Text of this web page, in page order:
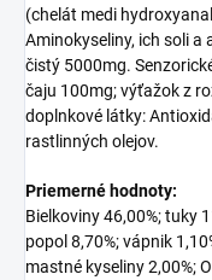
(chelát medi
Aminokyseliny, ich soli a
čistý 5000mg.
čaju 100mg; výťažok z
doplnkové látky:
rastlinných olejov.
Priemerné hodnoty:
Bielkoviny 46,00%; tuky
popol 8,70%; vápnik
mastné kyseliny 2,00%;